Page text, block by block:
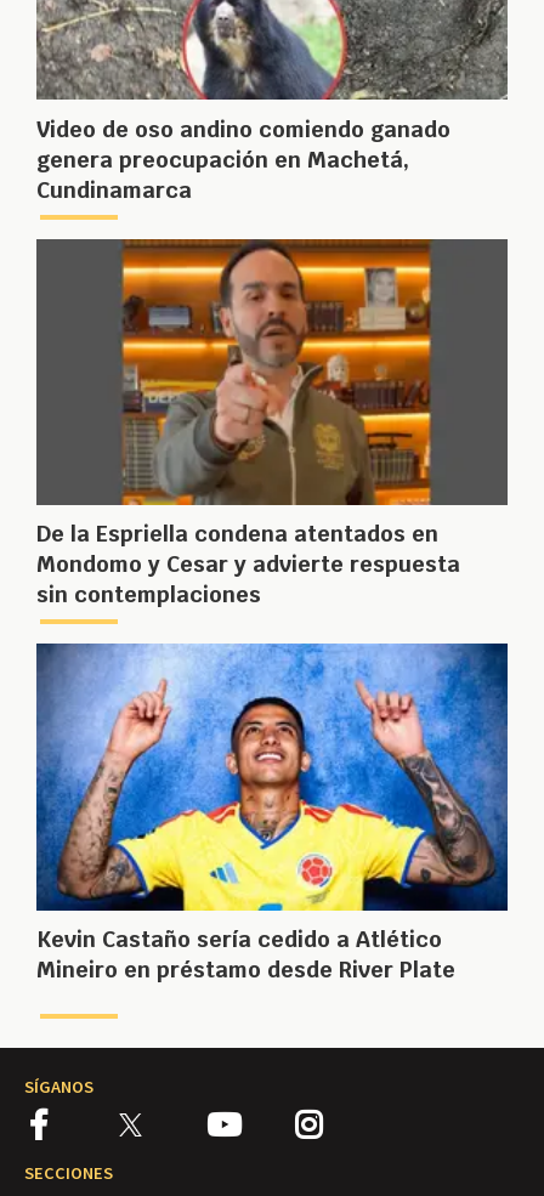
Video de oso andino comiendo ganado
genera preocupación en Machetá,
Cundinamarca
De la Espriella condena atentados en
Mondomo y Cesar y advierte respuesta
sin contemplaciones
Kevin Castaño sería cedido a Atlético
Mineiro en préstamo desde River Plate
SÍGANOS
SECCIONES